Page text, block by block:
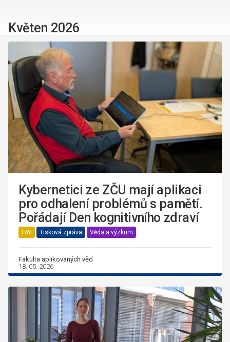
Květen 2026
Kybernetici ze ZČU mají aplikaci
pro odhalení problémů s pamětí.
Pořádají Den kognitivního zdraví
FAV Tisková zpráva Věda a výzkum
Fakulta aplikovaných věd
18. 05. 2026